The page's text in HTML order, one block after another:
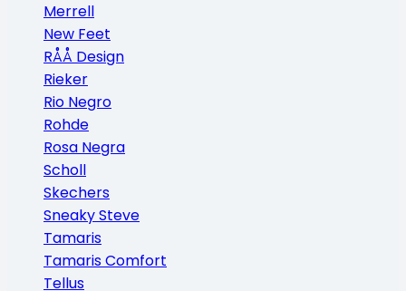
Merrell
New Feet
RÅÅ Design
Rieker
Rio Negro
Rohde
Rosa Negra
Scholl
Skechers
Sneaky Steve
Tamaris
Tamaris Comfort
Tellus